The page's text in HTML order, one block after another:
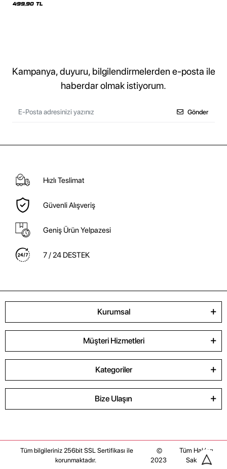
Beyaz Sweatshirt
499,90 TL
Kampanya, duyuru, bilgilendirmelerden e-posta ile
haberdar olmak istiyorum.
Gönder
Hızlı Teslimat
Güvenli Alışveriş
Geniş Ürün Yelpazesi
7 / 24 DESTEK
Kurumsal
Müşteri Hizmetleri
Kategoriler
Bize Ulaşın
Tüm bilgileriniz 256bit SSL Sertifikası ile
korunmaktadır.
©
2023
Tüm Hakları
Saklıdır